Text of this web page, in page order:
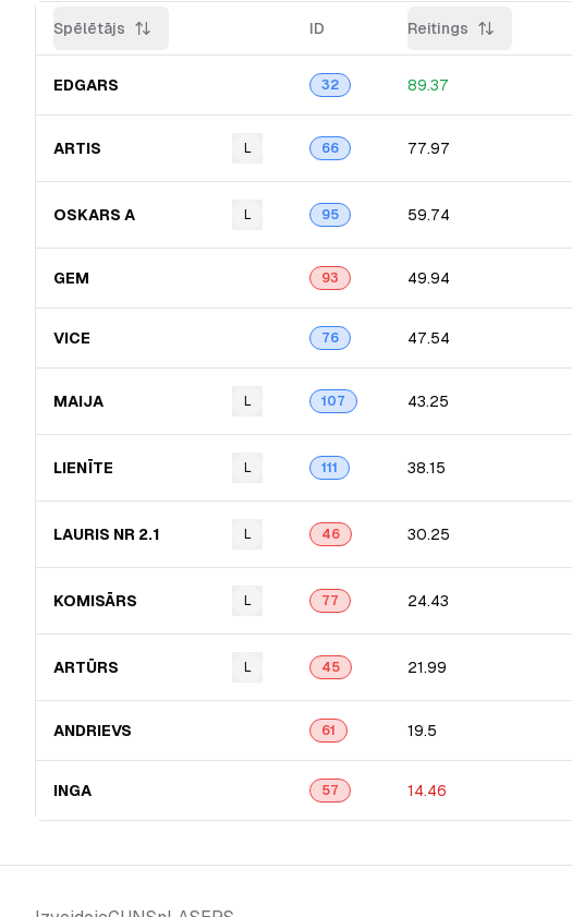
Spēlētājs ID Reitings
EDGARS 32 89.37
ARTIS L 66 77.97
OSKARS A L 95 59.74
GEM 93 49.94
VICE 76 47.54
MAIJA L 107 43.25
LIENĪTE L 111 38.15
LAURIS NR 2.1 L 46 30.25
KOMISĀRS L 77 24.43
ARTŪRS L 45 21.99
ANDRIEVS 61 19.5
INGA 57 14.46